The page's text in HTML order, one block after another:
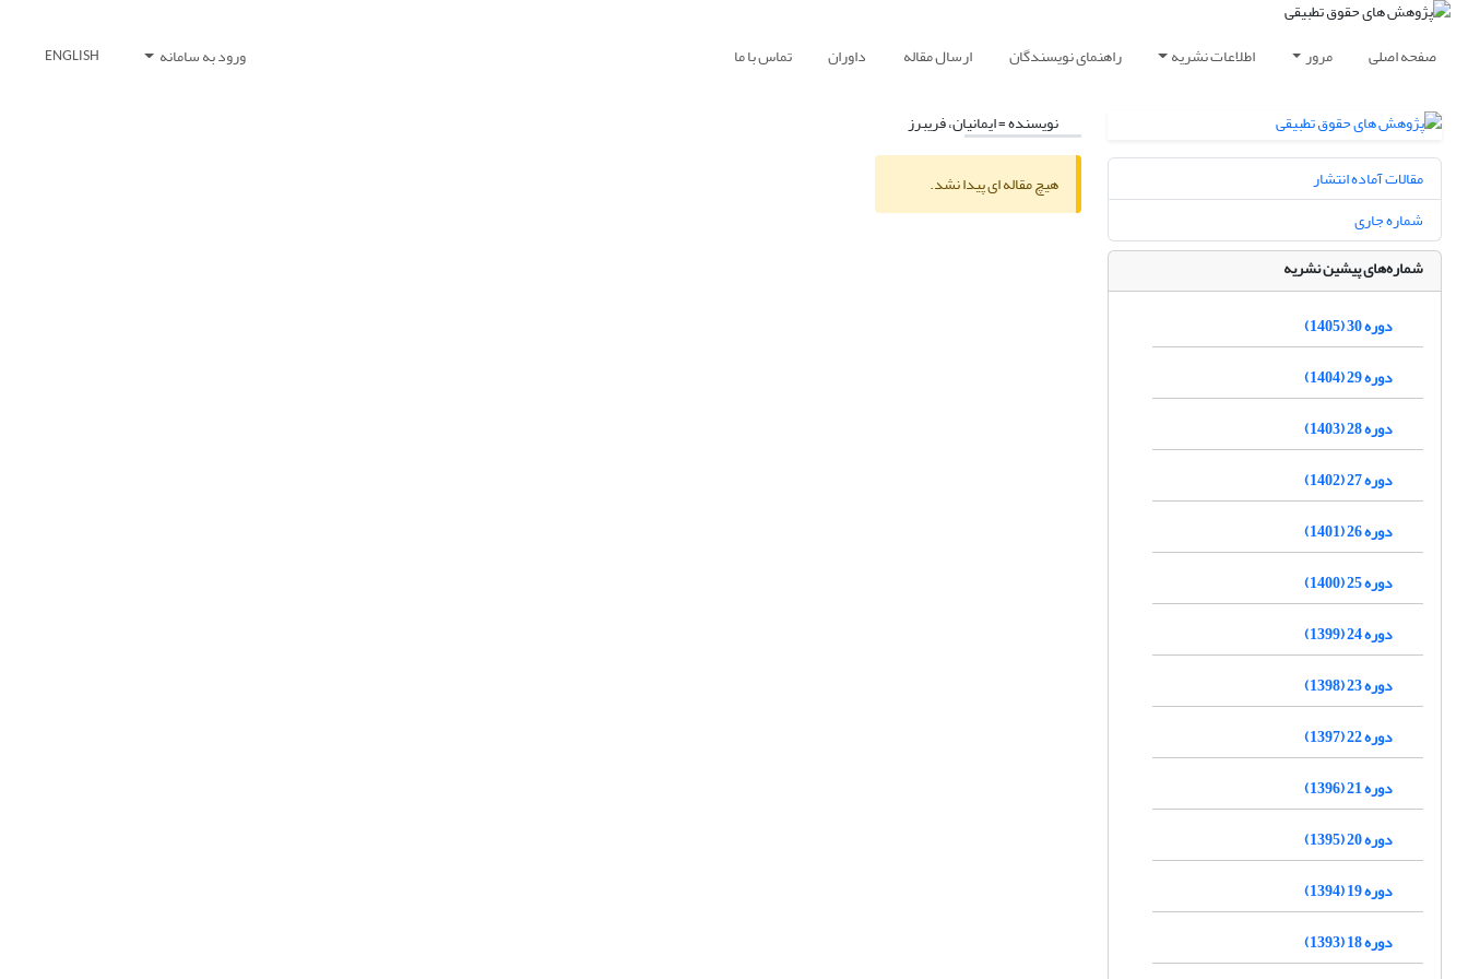
صفحه اصلی مرور اطلاعات نشریه راهنمای نویسندگان ارسال مقاله داوران تماس با ما ورود به سامانه ENGLISH
نویسنده =ایمانیان، فریبرز
هیچ مقاله ای پیدا نشد.
مقالات آماده انتشار
شماره جاری
شماره‌های پیشین نشریه
دوره 30 (1405)
دوره 29 (1404)
دوره 28 (1403)
دوره 27 (1402)
دوره 26 (1401)
دوره 25 (1400)
دوره 24 (1399)
دوره 23 (1398)
دوره 22 (1397)
دوره 21 (1396)
دوره 20 (1395)
دوره 19 (1394)
دوره 18 (1393)